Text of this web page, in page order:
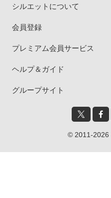
シルエットについて
会員登録
プレミアム会員サービス
ヘルプ＆ガイド
グループサイト
© 2011-2026